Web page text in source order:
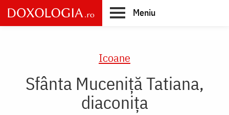
Skip
to
main
Meniu
Icoane
Sfânta Muceniță Tatiana,
diaconița